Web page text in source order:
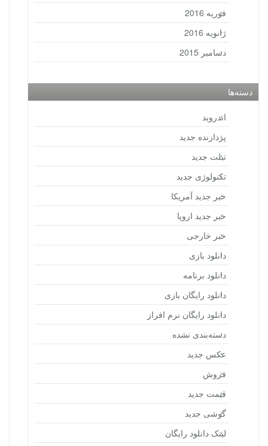
فوریه 2016
ژانویه 2016
دسامبر 2015
دسته‌ها
اندروید
پردازنده جدید
تبلت جدید
تکنولوژی جدید
خبر جدید آمریکا
خبر جدید اروپا
خبر خارجی
دانلود بازی
دانلود برنامه
دانلود رایگان بازی
دانلود رایگان نرم افراز
دسته‌بندی نشده
عکس جدید
فروش
قیمت جدید
گوشی جدید
لینک دانلود رایگان